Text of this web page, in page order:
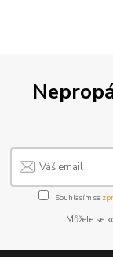
Souhlasím se
Můžete se